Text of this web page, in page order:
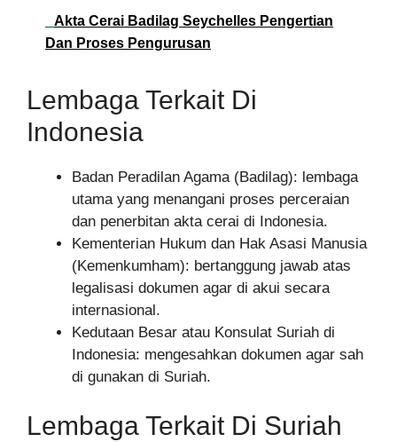
Akta Cerai Badilag Seychelles Pengertian
Dan Proses Pengurusan
Lembaga Terkait Di
Indonesia
Badan Peradilan Agama (Badilag): lembaga
utama yang menangani proses perceraian
dan penerbitan akta cerai di Indonesia.
Kementerian Hukum dan Hak Asasi Manusia
(Kemenkumham): bertanggung jawab atas
legalisasi dokumen agar di akui secara
internasional.
Kedutaan Besar atau Konsulat Suriah di
Indonesia: mengesahkan dokumen agar sah
di gunakan di Suriah.
Lembaga Terkait Di Suriah